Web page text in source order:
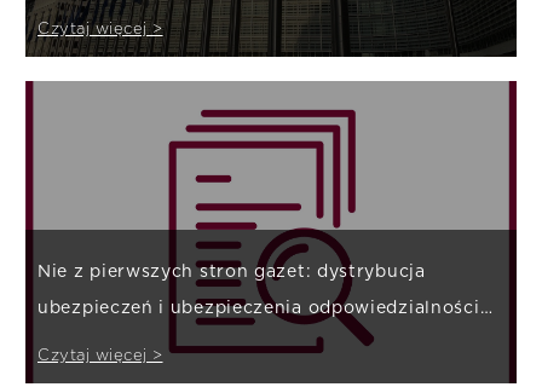
Czytaj więcej >
Nie z pierwszych stron gazet: dystrybucja
ubezpieczeń i ubezpieczenia odpowiedzialności
cywilnej
Czytaj więcej >